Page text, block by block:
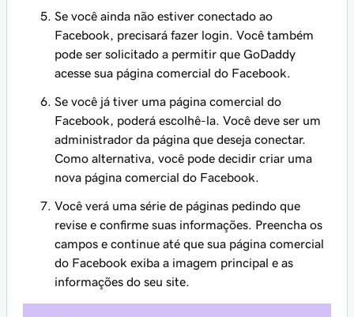
Se você ainda não estiver conectado ao
Facebook, precisará fazer login. Você também
pode ser solicitado a permitir que GoDaddy
acesse sua página comercial do Facebook.
Se você já tiver uma página comercial do
Facebook, poderá escolhê-la. Você deve ser um
administrador da página que deseja conectar.
Como alternativa, você pode decidir criar uma
nova página comercial do Facebook.
Você verá uma série de páginas pedindo que
revise e confirme suas informações. Preencha os
campos e continue até que sua página comercial
do Facebook exiba a imagem principal e as
informações do seu site.